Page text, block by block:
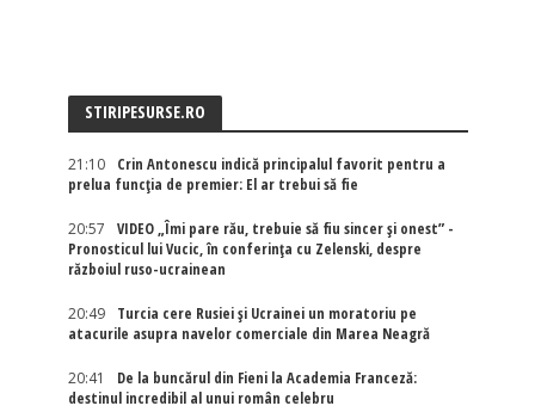
STIRIPESURSE.RO
21:10
Crin Antonescu indică principalul favorit pentru a
prelua funcția de premier: El ar trebui să fie
20:57
VIDEO „Îmi pare rău, trebuie să fiu sincer și onest” -
Pronosticul lui Vucic, în conferința cu Zelenski, despre
războiul ruso-ucrainean
20:49
Turcia cere Rusiei și Ucrainei un moratoriu pe
atacurile asupra navelor comerciale din Marea Neagră
20:41
De la buncărul din Fieni la Academia Franceză:
destinul incredibil al unui român celebru